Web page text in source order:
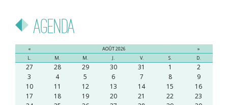
Agenda
« AOÛT 2026
»
L.
M. M. J. V. S. D.
27 28 29 30 31 1
2
3
4 5 6 7 8
9
10
11 12 13 14 15
16
17
18 19 20 21 22
23